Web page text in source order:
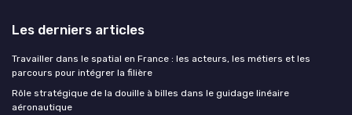
Les derniers articles
Travailler dans le spatial en France : les acteurs, les métiers et les
parcours pour intégrer la filière
Rôle stratégique de la douille à billes dans le guidage linéaire
aéronautique